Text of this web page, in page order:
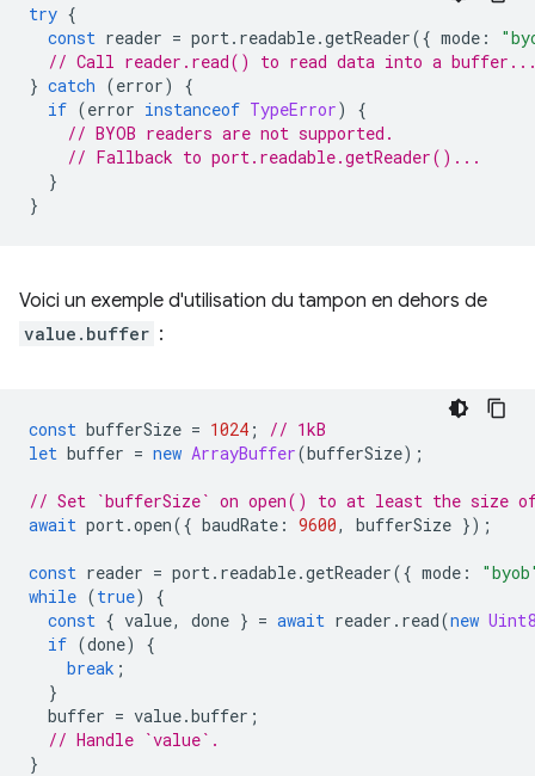
try {
const reader = port. readable.getReader({ mode :
// Call reader.read() to read data into a
} catch (error)
{
if (error instanceof TypeError)
{
// BYOB readers are not supported.
// Fallback to port.readable.getReader()...
}
}
Voici un exemple d'utilisation du tampon en dehors de
value.buffer :
const bufferSize = 1024 ;
// 1kB
let buffer = new ArrayBuffer(bufferSize);
// Set `bufferSize` on open() to at least the size
await port.open({ baudRate : 9600, bufferSize });
const reader = port. readable.getReader({ mode :
while (true)
{
const { value, done } = await reader . read(new
if (done)
{
break ;
}
buffer = value.buffer ;
// Handle `value`.
}